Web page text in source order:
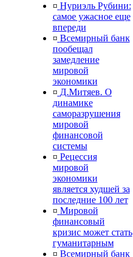
¤ Нуриэль Рубини:
самое ужасное еще
впереди
¤ Всемирный банк
пообещал
замедление
мировой
экономики
¤ Д.Митяев. О
динамике
саморазрушения
мировой
финансовой
системы
¤ Рецессия
мировой
экономики
является худшей за
последние 100 лет
¤ Мировой
финансовый
кризис может стать
гуманитарным
¤ Всемирный банк